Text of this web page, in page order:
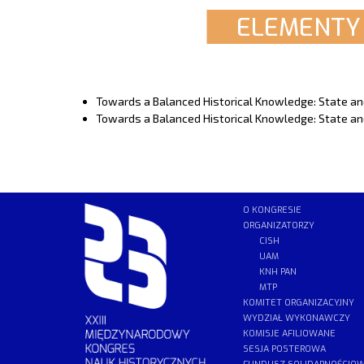
Towards a Balanced Historical Knowledge: State
Towards a Balanced Historical Knowledge: State
O KONGRESIE
ORGANIZATORZY
CISH
UAM
KNH PAN
MTP
KOMITET ORGANIZACYJNY
WYDZIAŁ WYKONAWCZY
KOMISJE AFILIOWANE
SESJA POSTEROWA